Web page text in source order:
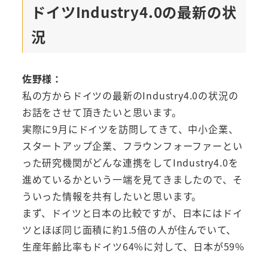
ドイツIndustry4.0の最新の状
況
佐野様：
私の方からドイツの最新のIndustry4.0の状況の
お話をさせて頂きたいと思います。
実際に9月にドイツを訪問してきて、中小企業、
スタートアップ企業、フラウンフォーファーとい
った研究機関がどんな連携をしてIndustry4.0を
進めているかという一端を見てきましたので、そ
ういった情報を共有したいと思います。
まず、ドイツと日本の比較ですが、日本にはドイ
ツとほぼ同じ面積に約1.5倍の人が住んでいて、
生産年齢比率もドイツ64%に対して、日本が59%